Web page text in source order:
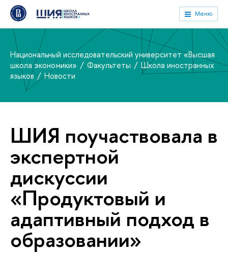
Меню
Национальный исследовательский университет «Высшая
школа экономики»
Факультеты
Школа иностранных
языков
Новости
ШИЯ поучаствовала в
экспертной
дискуссии
«Продуктовый и
адаптивный подход в
образовании»